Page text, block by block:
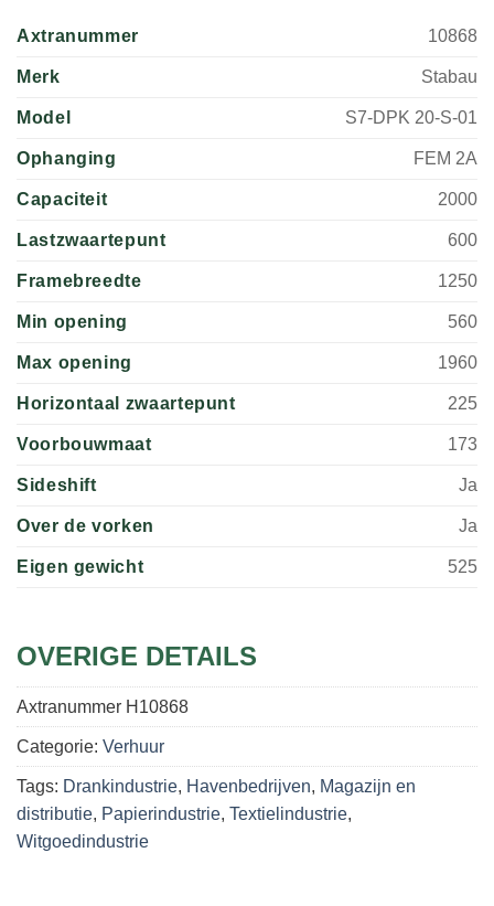
Axtranummer 10868
Merk Stabau
Model S7-DPK 20-S-01
Ophanging FEM 2A
Capaciteit 2000
Lastzwaartepunt 600
Framebreedte 1250
Min opening 560
Max opening 1960
Horizontaal zwaartepunt 225
Voorbouwmaat 173
Sideshift Ja
Over de vorken Ja
Eigen gewicht 525
OVERIGE DETAILS
Axtranummer H10868
Categorie: Verhuur
Tags: Drankindustrie, Havenbedrijven, Magazijn en
distributie, Papierindustrie, Textielindustrie,
Witgoedindustrie